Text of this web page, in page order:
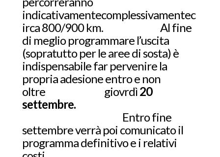
indicativamentecomplessivamentec
irca 800/900 km. Al fine
di meglio programmare l’uscita
(sopratutto per le aree di sosta) è
indispensabile far pervenire la
propria adesione entro e non
oltre giovrdì20
settembre.
Entro fine
settembre verrà poi comunicato il
programma definitivo e i relativi